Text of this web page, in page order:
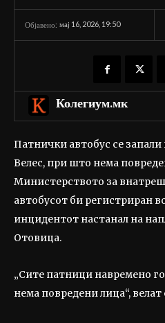
Објавено: мај 16, 2026, 19:50
Колегиум.мк
Патнички автобус се
Велес, при што нема
Министерството за
автобусот би регистриран
инцидентот настанал на
Отовица.
„Сите патници навремено
нема повредени лица“,